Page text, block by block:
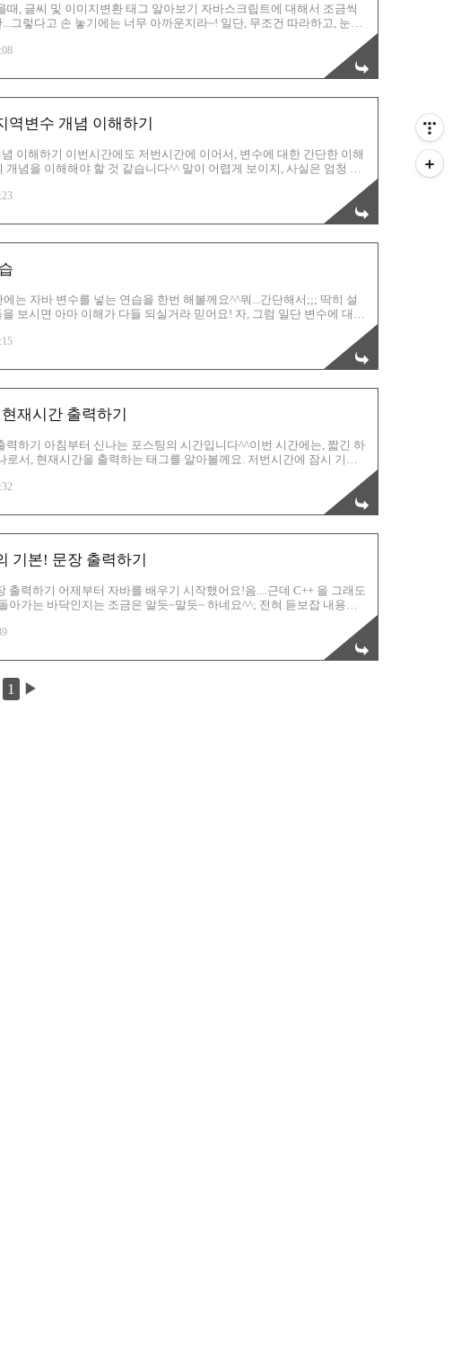
, 글씨 및 이미지변환 태그 알아보기 자바스크립트에 대해서 조금씩
그렇다고 손 놓기에는 너무 아까운지라~! 일단, 무조건 따라하고, 눈에
볼께요~! 그...왜 이미지위에 마우스가 올라가면 그림이 바뀐다거나,마
~ 그런 여러 이벤트들 있지요??? 의외로 쉬운 자바스크립트 태그를 구
도록 하자구요. 우선, 스타트는 아시죠??? 도쿠먼트로 시작해서~~~
역변수 개념 이해하기
이해하기 이번시간에도 저번시간에 이어서, 변수에 대한 간단한 이해
념을 이해해야 할 것 같습니다^^ 말이 어렵게 보이지, 사실은 엄청 쉬
할수 있는 값을 임의로 부여할때그것을 기호화 한다고 보심 되어요~!
구요~글만 보면 잘 모르시겠지요??? ㅎㅎㅎㅎ 스크립트 안에서 사용이
var 는 지역변수!그리고, 그 밖에 쓰이는 var는 전역변수~! 전역변수는
는 자바 변수를 넣는 연습을 한번 해볼께요^^뭐...간단해서;;; 딱히 설
보시면 아마 이해가 다들 되실거라 믿어요! 자, 그럼 일단 변수에 대해
데, 쉽게 말씀드리면, 지금 이렇게 블로그에 포스팅을 할때, 위에 다양
던지, 크기나 폰트변화, 그리고 그림도 넣고~ 하잖아요? 이런 모든것들
이렇게 스크립트를 구성했습니다. 변수를 넣을때는, var 로 스타팅을
재시간 출력하기
력하기 아침부터 신나는 포스팅의 시간입니다^^이번 시간에는, 짧긴 하
로서, 현재시간을 출력하는 태그를 알아볼께요. 저번시간에 잠시 기초
야하나요??? ㅎㅎㅎ 그리고, 다음시간에 다시 언급하겠지만, 쌈박한
은 어떻게보면 자바의 문법인데,잘 이해해 주시면 됩니다. 자, 이렇게 바
스타트를 하는게 일반이구요, var는 variable 의 약자로서 해석하면,변
기본! 문장 출력하기
출력하기 어제부터 자바를 배우기 시작했어요!음....근데 C++ 을 그래도
가는 바닥인지는 조금은 알듯~말듯~ 하네요^^; 전혀 듣보잡 내용들
스팅을 꾸준히 작성하도록 하겠습니다^^ 우선, 첫시간인만큼, 간단한
선, 헤드는 헤드안에, 그리고 HTML 스타일시트는 스타일 안에 들어가
요~자바도 마찬가지로, 헤드 안에 들어가기도 하고, 본문(BODY) 에 ..
1 ▶